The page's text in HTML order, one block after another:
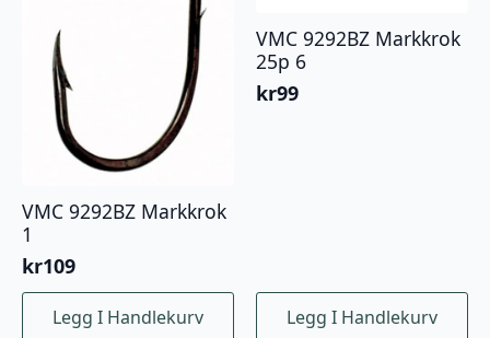
VMC 9292BZ Markkrok
1
kr109
Legg I Handlekurv
VMC 9292BZ Markkrok
25p 6
kr99
Legg I Handlekurv